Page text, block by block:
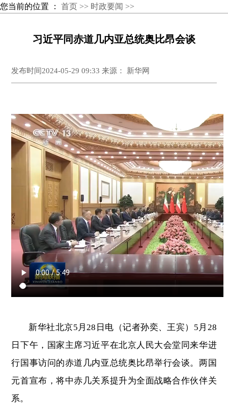
您当前的位置 ： 首页 >> 时政要闻 >>
习近平同赤道几内亚总统奥比昂会谈
发布时间2024-05-29 09:33 来源： 新华网
新华社北京5月28日电（记者孙奕、王宾）5月28
日下午，国家主席习近平在北京人民大会堂同来华进
行国事访问的赤道几内亚总统奥比昂举行会谈。两国
元首宣布，将中赤几关系提升为全面战略合作伙伴关
系。